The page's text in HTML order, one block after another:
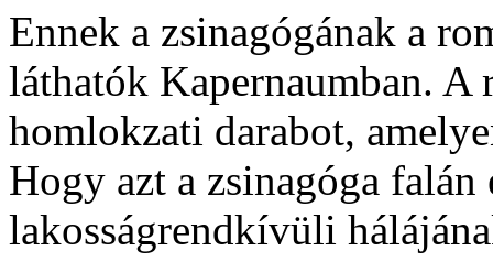
Ennek a zsinagógának a
láthatók Kapernaumban.
homlokzati darabot,
Hogy azt a zsinagóga
lakosságrendkívüli